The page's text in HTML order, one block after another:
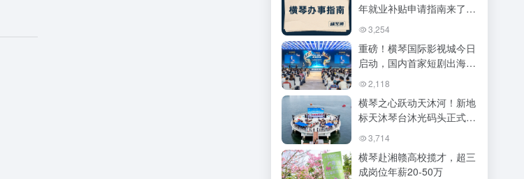
年就业补贴申请指南来了，
这些常见问题必看！
3,254
重磅！横琴国际影视城今日
启动，国内首家短剧出海基
地落地！琴澳双补贴+AI加
持，横琴要变“出海好莱
坞”？
2,118
横琴之心跃动天沐河！新地
标天沐琴台沐光码头正式试
运营，解锁水陆空立体滨水
生活
3,714
横琴赴湘赣高校揽才，超三
成岗位年薪20-50万